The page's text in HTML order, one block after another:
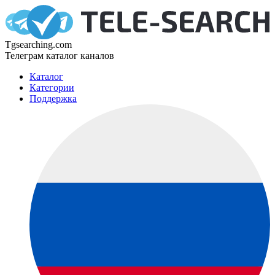
Tgsearching.com
Телеграм каталог каналов
Каталог
Категории
Поддержка